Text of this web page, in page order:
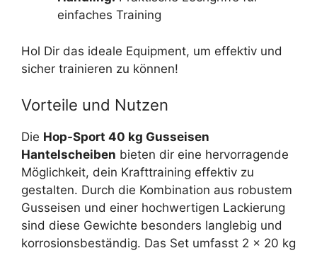
einfaches Training
Hol Dir das ideale Equipment, um effektiv und
sicher trainieren zu können!
Vorteile und Nutzen
Die Hop-Sport 40 kg Gusseisen
Hantelscheiben bieten dir eine hervorragende
Möglichkeit, dein Krafttraining effektiv zu
gestalten. Durch die Kombination aus robustem
Gusseisen und einer hochwertigen Lackierung
sind diese Gewichte besonders langlebig und
korrosionsbeständig. Das Set umfasst 2 x 20 kg